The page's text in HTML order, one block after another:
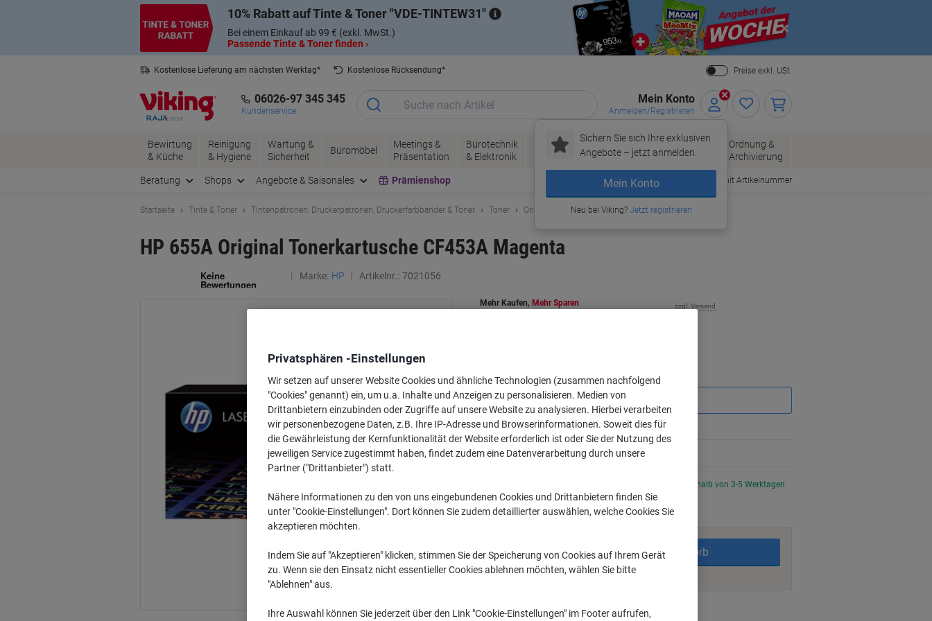
10% Rabatt auf Tinte & Toner VDE-TINTEW31
Bei einem Einkauf ab 99 € (exkl. MwSt.)
Passende Tinte & Toner finden ›
Close
Kostenlose Lieferung am nächsten Werktag*
Kostenlose Rücksendung*
Preise exkl. USt.
06026-97 345 345
Kundenservice
Mein Konto
Anmelden/Registrieren
Sichern Sie sich Ihre exklusiven
Angebote – jetzt anmelden.
Mein Konto
Neu bei Viking?Jetzt registrieren
Bewirtung
& Küche
Reinigung
& Hygiene
Wartung &
Sicherheit
Büromöbel
Meetings &
Präsentation
Bürotechnik
& Elektronik
Tinte &
Toner
Papier, Versand
& Pakete
Bürobedarf
Ordnung &
Archivierung
Beratung Shops Angebote & Saisonales Prämienshop Bestellen mit Artikelnummer
Startseite Tinte & Toner Tintenpatronen, Druckerpatronen, Druckerfarbbänder & Toner Toner Original Tonerkartuschen
HP 655A Original Tonerkartusche CF453A Magenta
Marke: HP Artikelnr.: 7021056
Mehr Kaufen, Mehr Sparen zzgl. Versand
Menge exkl. USt
1 Stück 369,99 €
2Stück 354,99 € -4%
3+Stück 339,99 € -8%
Vor 23:59 Uhr bestellt, Lieferzeit innerhalb von 3-5 Werktagen
Versand durch Lieferanten
In den Warenkorb
Zu einer Liste
Lieferinformationen Zahlungsmöglichkeiten
Privatsphären -Einstellungen
Wir setzen auf unserer Website Cookies und ähnliche Technologien (zusammen nachfolgend
"Cookies" genannt) ein, um u.a. Inhalte und Anzeigen zu personalisieren. Medien von
Drittanbietern einzubinden oder Zugriffe auf unsere Website zu analysieren. Hierbei verarbeiten
wir personenbezogene Daten, z.B. Ihre IP-Adresse und Browserinformationen. Soweit dies für
die Gewährleistung der Kernfunktionalität der Website erforderlich ist oder Sie der Nutzung des
jeweiligen Service zugestimmt haben, findet zudem eine Datenverarbeitung durch unsere
Partner ("Drittanbieter") statt.
Nähere Informationen zu den von uns eingebundenen Cookies und Drittanbietern finden Sie
unter "Cookie-Einstellungen". Dort können Sie zudem detaillierter auswählen, welche Cookies Sie
akzeptieren möchten.
Indem Sie auf "Akzeptieren" klicken, stimmen Sie der Speicherung von Cookies auf Ihrem Gerät
zu. Wenn sie den Einsatz nicht essentieller Cookies ablehnen möchten, wählen Sie bitte
"Ablehnen" aus.
Ihre Auswahl können Sie jederzeit über den Link "Cookie-Einstellungen" im Footer aufrufen,